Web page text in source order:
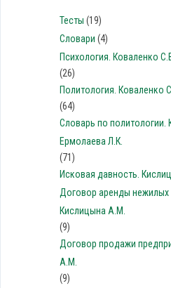
Тесты (19)
Словари (4)
Психология. Коваленко
(26)
Политология. Коваленко
(64)
Словарь по политологии.
Ермолаева Л.К.
(71)
Исковая давность.
Договор аренды нежилых
Кислицына А.М.
(9)
Договор продажи
А.М.
(9)